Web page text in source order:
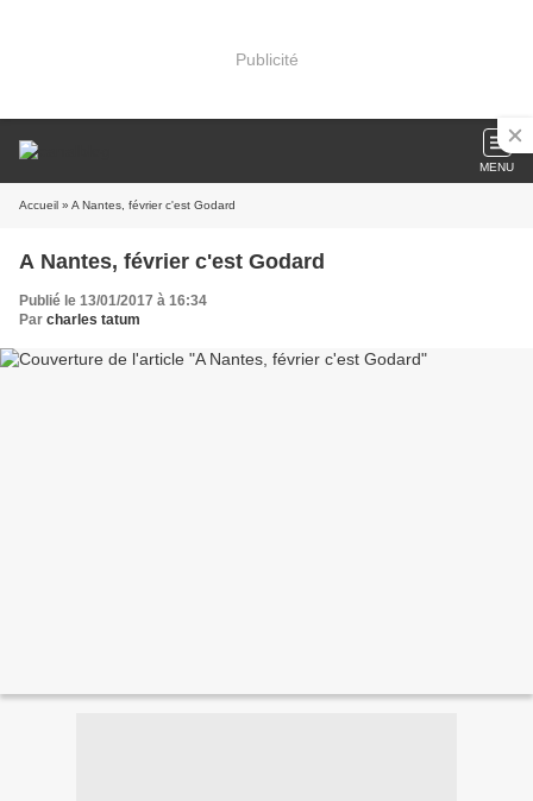
Publicité
MENU
Accueil » A Nantes, février c'est Godard
A Nantes, février c'est Godard
Publié le 13/01/2017 à 16:34
Par charles tatum